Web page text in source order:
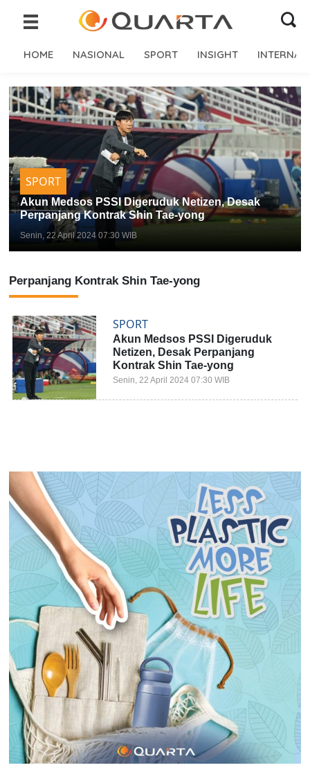
HOME NASIONAL SPORT INSIGHT
SPORT
Akun Medsos PSSI Digeruduk Netizen, Desak
Perpanjang Kontrak Shin Tae-yong
Senin, 22 April 2024 07:30 WIB
Perpanjang Kontrak Shin Tae-yong
SPORT
Akun Medsos PSSI Digeruduk
Netizen, Desak Perpanjang
Kontrak Shin Tae-yong
Senin, 22 April 2024 07:30 WIB